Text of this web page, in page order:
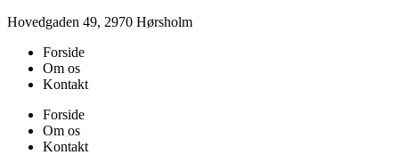
Videre
indhold
Hovedgaden 49, 2970 Hørsholm
Forside
Om os
Kontakt
Forside
Om os
Kontakt